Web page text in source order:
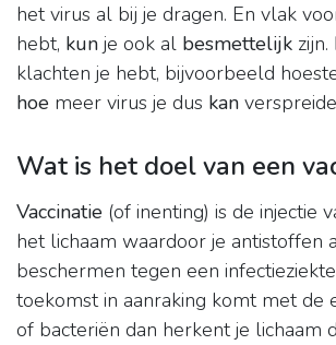
het virus al bij je dragen. En vlak
hebt, kun je ook al besmettelijk zijn.
klachten je hebt, bijvoorbeeld
hoe meer virus je dus kan
Wat is het doel van een
Vaccinatie (of inenting) is de injectie
het lichaam waardoor je antistoffen
beschermen tegen een
toekomst in aanraking komt met de
of bacteriën dan herkent je lichaam